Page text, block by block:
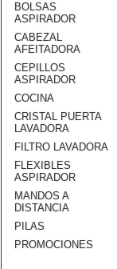
BOLSAS
ASPIRADOR
CABEZAL
AFEITADORA
CEPILLOS
ASPIRADOR
COCINA
CRISTAL PUERTA
LAVADORA
FILTRO LAVADORA
FLEXIBLES
ASPIRADOR
MANDOS A
DISTANCIA
PILAS
PROMOCIONES